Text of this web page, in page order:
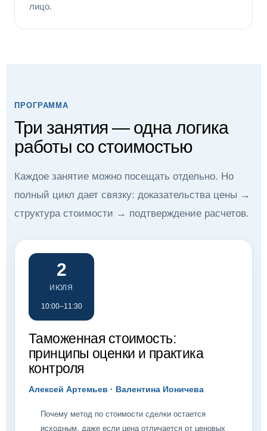
лицо.
ПРОГРАММА
Три занятия — одна логика
работы со стоимостью
Каждое занятие можно посещать отдельно. Но
полный цикл дает связку: доказательства цены →
структура стоимости → подтверждение расчетов.
2
ИЮЛЯ
10:00–11:30
Таможенная стоимость:
принципы оценки и практика
контроля
Алексей Артемьев · Валентина Ионичева
Почему метод по стоимости сделки остается
исходным, даже если цена отличается от ценовых